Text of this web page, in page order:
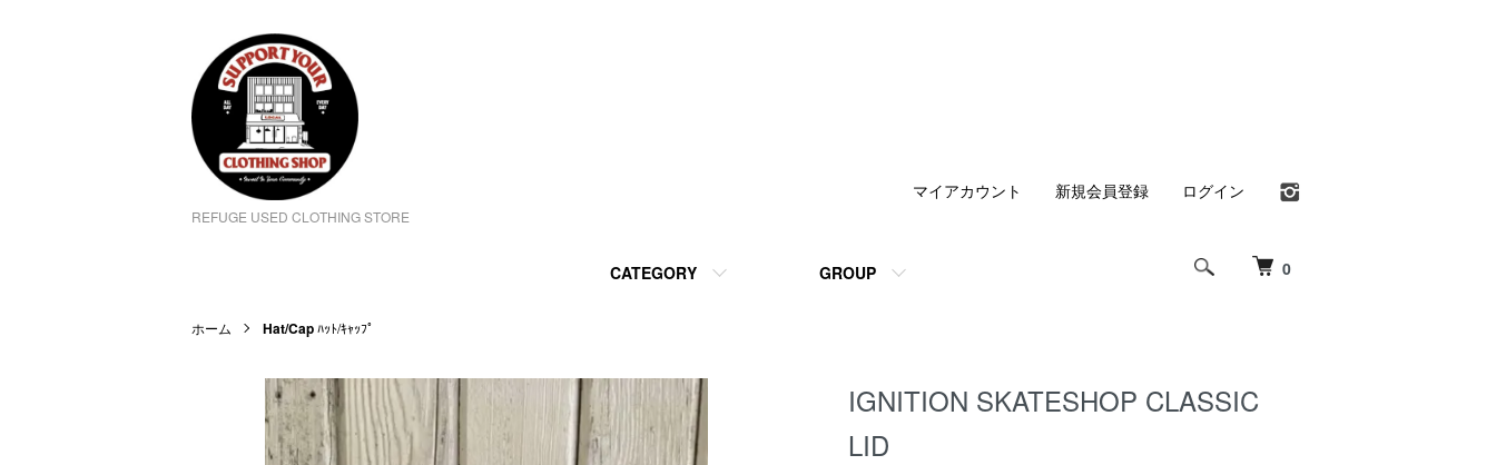
REFUGE USED CLOTHING STORE
0
CATEGORY GROUP
マイアカウント 新規会員登録 ログイン
ホーム Hat/Capﾊｯﾄ/ｷｬｯﾌﾟ
IGNITION SKATESHOP CLASSIC
LID